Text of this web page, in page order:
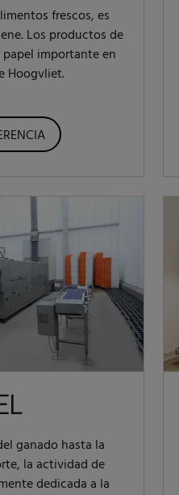
frescos, es
Los productos de
papel importante en
Hoogvliet.
ganado hasta la
la actividad de
dedicada a la